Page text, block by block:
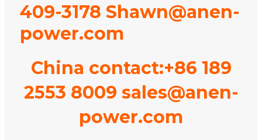
409-3178 Shawn@anen-
power.com
China contact:+86 189
2553 8009 sales@anen-
power.com